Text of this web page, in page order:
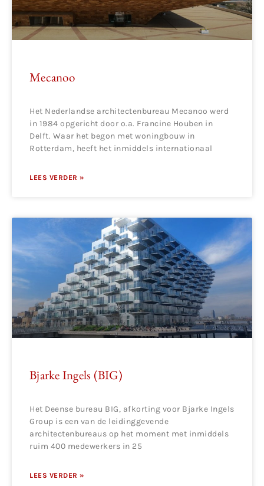
Mecanoo
Het Nederlandse architectenbureau Mecanoo werd
in 1984 opgericht door o.a. Francine Houben in
Delft. Waar het begon met woningbouw in
Rotterdam, heeft het inmiddels internationaal
LEES VERDER »
Bjarke Ingels (BIG)
Het Deense bureau BIG, afkorting voor Bjarke Ingels
Group is een van de leidinggevende
architectenbureaus op het moment met inmiddels
ruim 400 medewerkers in 25
LEES VERDER »